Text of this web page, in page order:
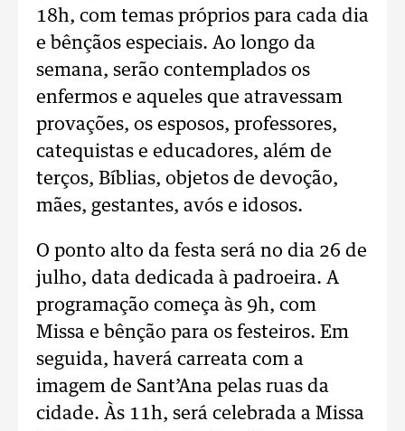
18h, com temas próprios para cada dia
e bênçãos especiais. Ao longo da
semana, serão contemplados os
enfermos e aqueles que atravessam
provações, os esposos, professores,
catequistas e educadores, além de
terços, Bíblias, objetos de devoção,
mães, gestantes, avós e idosos.
O ponto alto da festa será no dia 26 de
julho, data dedicada à padroeira. A
programação começa às 9h, com
Missa e bênção para os festeiros. Em
seguida, haverá carreata com a
imagem de Sant’Ana pelas ruas da
cidade. Às 11h, será celebrada a Missa